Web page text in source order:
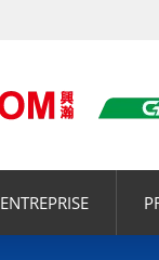
ENTREPRISE